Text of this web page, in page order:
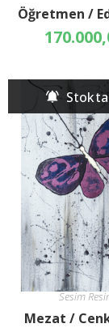
Öğretmen /
Sesim
Mezat /